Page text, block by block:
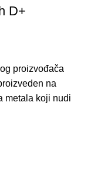
D+
proizvođača
na
metala koji nudi